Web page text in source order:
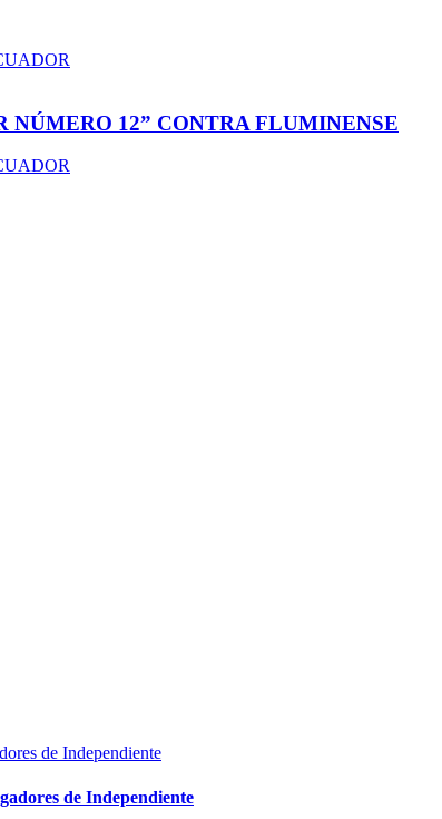
NÚMERO 12” CONTRA FLUMINENSE
de Independiente